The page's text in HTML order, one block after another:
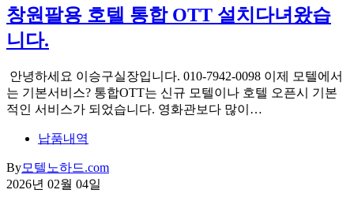
창원팔용 호텔 통합 OTT 설치다녀왔습
니다.
안녕하세요 이승구실장입니다. 010-7942-0098 이제 모텔에서
는 기본서비스? 통합OTT는 신규 모텔이나 호텔 오픈시 기본
적인 서비스가 되었습니다. 영화관보다 많이…
납품내역
By모텔노하드.com
2026년 02월 04일